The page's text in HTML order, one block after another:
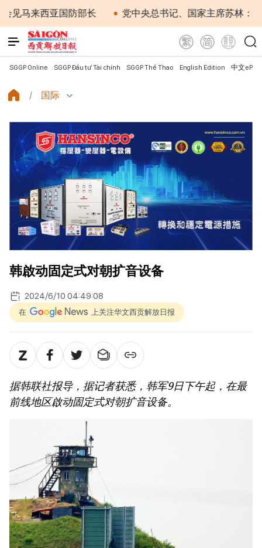
来西亚国防部长 党中央总书记、国家主席苏林：越南
SGGP Online SGGP Đầu tư Tài chính SGGP Thể Thao English Edition 中文
国际
韩啟动固定式对朝扩音设备
2024/6/10 04:49:08
在 上关注华文西贡解放日报
据韩联社报导，据记者获悉，韩军9日下午起，在最
前线地区啟动固定式对朝扩音设备。